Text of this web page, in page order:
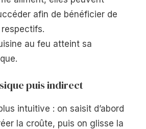
afin de bénéficier de
au feu atteint sa
puis indirect
intuitive : on saisit d’abord
la croûte, puis on glisse la